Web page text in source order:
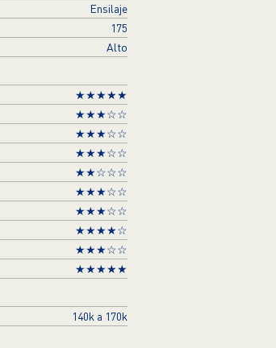
Ensilaje
175
Alto
★★★★★
★★★☆☆
★★★☆☆
★★★☆☆
★★☆☆☆
★★★☆☆
★★★☆☆
★★★★☆
★★★☆☆
★★★★★
140k a 170k